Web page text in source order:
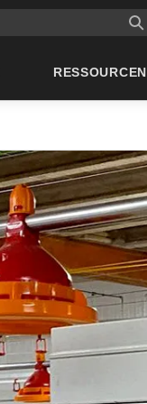
RESSOURCEN